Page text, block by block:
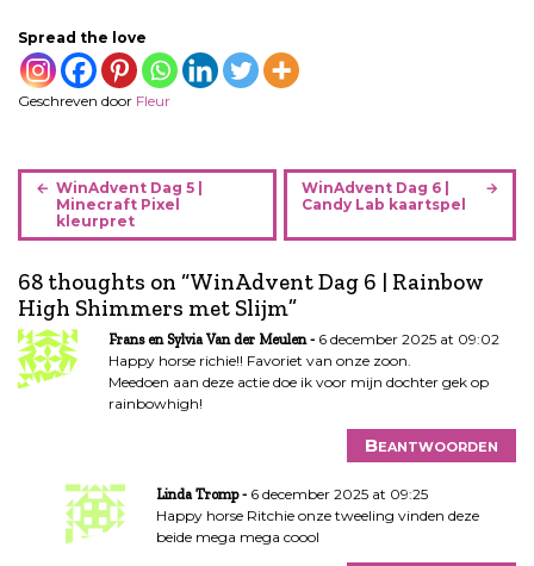
Spread the love
Geschreven door Fleur
B
r
c
h
t
n
a
WinAdvent Dag 5 |
Minecraft Pixel
kleurpret
WinAdvent Dag 6 |
Candy Lab kaartspel
68 thoughts on “WinAdvent Dag 6 | Rainbow
High Shimmers met Slijm”
Frans en Sylvia Van der Meulen
6 december 2025 at 09:02
Happy horse richie!! Favoriet van onze zoon.
Meedoen aan deze actie doe ik voor mijn dochter gek op
rainbowhigh!
Beantwoorden
Linda Tromp
6 december 2025 at 09:25
Happy horse Ritchie onze tweeling vinden deze
beide mega mega coool